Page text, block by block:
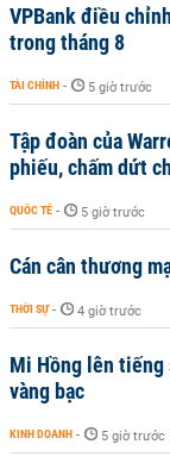
VPBank điều
trong tháng 8
TÀI CHÍNH - 5 giờ trước
Tập đoàn của
phiếu, chấm dứt
QUỐC TẾ - 5 giờ trước
Cán cân thương
THỜI SỰ - 4 giờ trước
Mi Hồng lên
vàng bạc
KINH DOANH - 5 giờ trước